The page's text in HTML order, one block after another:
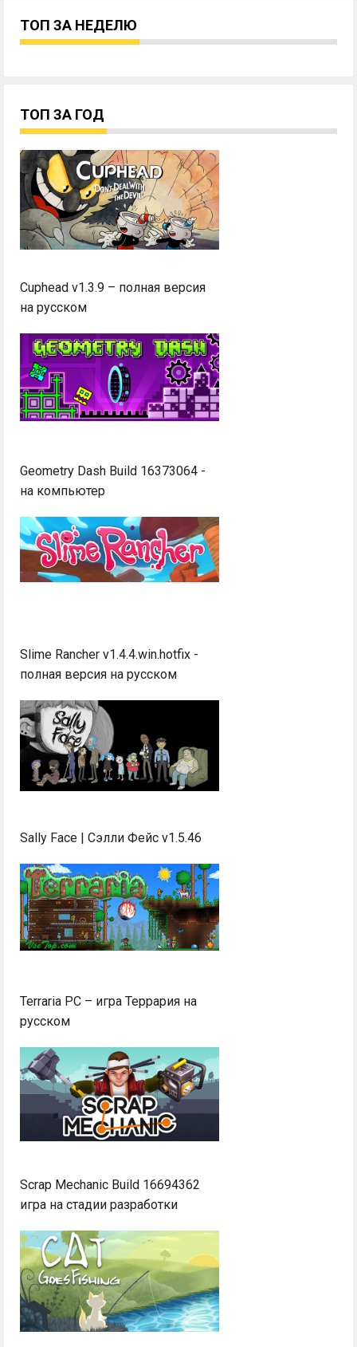
ТОП ЗА НЕДЕЛЮ
ТОП ЗА ГОД
Cuphead v1.3.9 – полная версия
на русском
Geometry Dash Build 16373064 -
на компьютер
Slime Rancher v1.4.4.win.hotfix -
полная версия на русском
Sally Face | Сэлли Фейс v1.5.46
Terraria PC – игра Террария на
русском
Scrap Mechanic Build 16694362
игра на стадии разработки